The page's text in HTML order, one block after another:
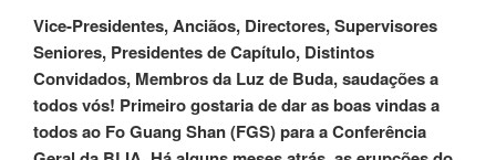
Vice-Presidentes, Anciãos, Directores, Supervisores
Seniores, Presidentes de Capítulo, Distintos
Convidados, Membros da Luz de Buda, saudações a
todos vós! Primeiro gostaria de dar as boas vindas a
todos ao Fo Guang Shan (FGS) para a Conferência